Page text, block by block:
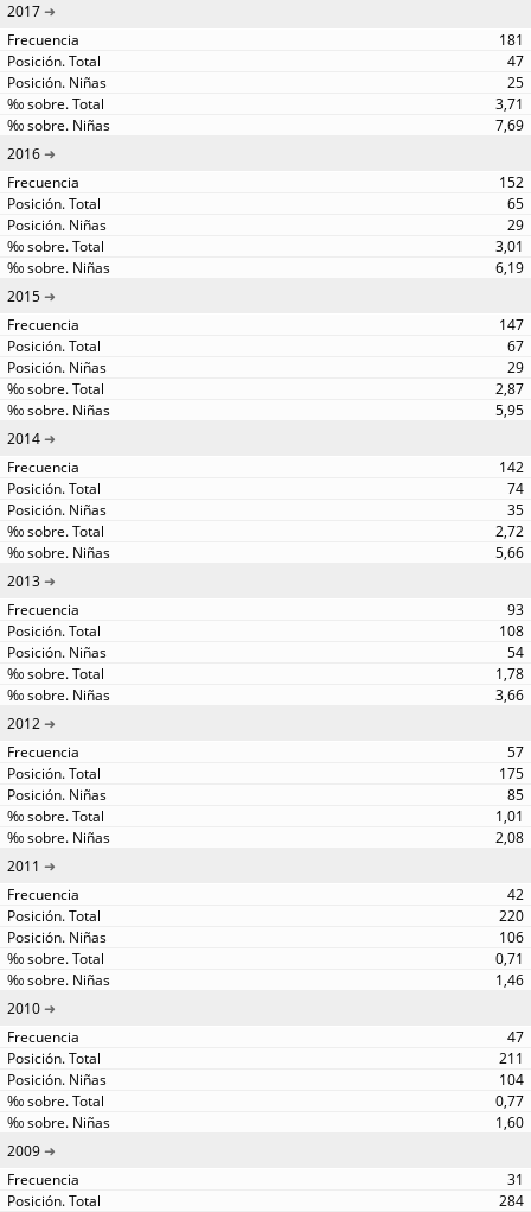
2017
181
47
25
3,71
7,69
2016
152
65
29
3,01
6,19
2015
147
67
29
2,87
5,95
2014
142
74
35
2,72
5,66
2013
93
108
54
1,78
3,66
2012
57
175
85
1,01
2,08
2011
42
220
106
0,71
1,46
2010
47
211
104
0,77
1,60
2009
31
284